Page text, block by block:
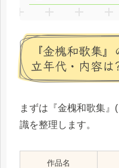
『金槐和歌集
立年代・内容は
まずは『金槐和歌集
識を整理します。
作品名